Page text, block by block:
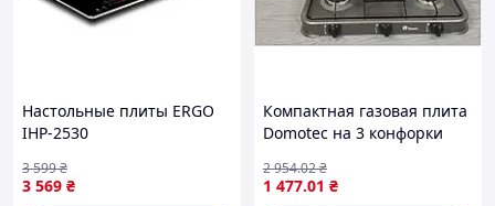
Настольные плиты ERGO
IHP-2530
3 569 ₴
3 599₴
Компактная газовая плита
Domotec на 3 конфорки
использования
1 477.01 ₴
2 954.02₴